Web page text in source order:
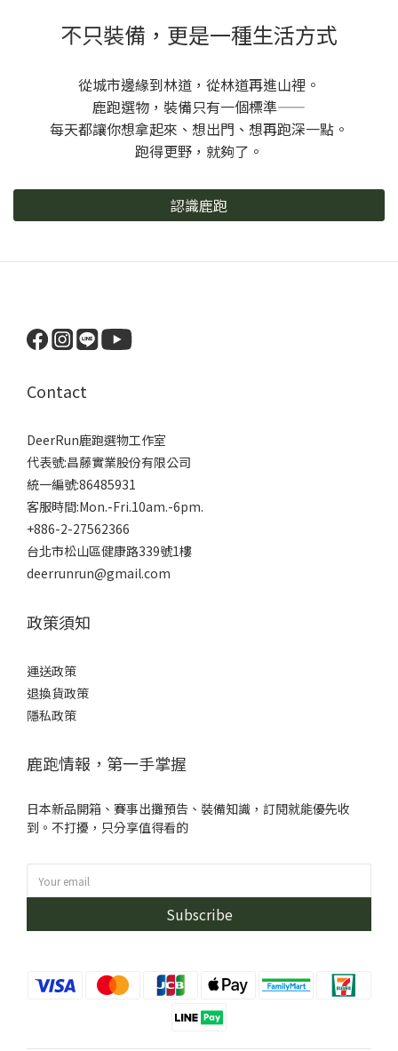
不只裝備，更是一種生活方式
從城市邊緣到林道，從林道再進山裡。
鹿跑選物，裝備只有一個標準——
每天都讓你想拿起來、想出門、想再跑深一點。
跑得更野，就夠了。
認識鹿跑
Contact
DeerRun鹿跑選物工作室
代表號:昌藤實業股份有限公司
統一編號:86485931
客服時間:Mon.-Fri.10am.-6pm.
+886-2-27562366
台北市松山區健康路339號1樓
deerrunrun@gmail.com
政策須知
運送政策
退換貨政策
隱私政策
鹿跑情報，第一手掌握
日本新品開箱、賽事出攤預告、裝備知識，訂閱就能優先收
到。不打擾，只分享值得看的
Subscribe